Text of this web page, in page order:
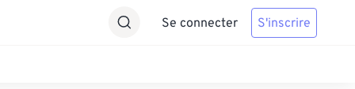
Se connecter S'inscrire